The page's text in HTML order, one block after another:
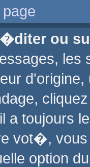
ou
d'origine,
a toujours
vot�,
option